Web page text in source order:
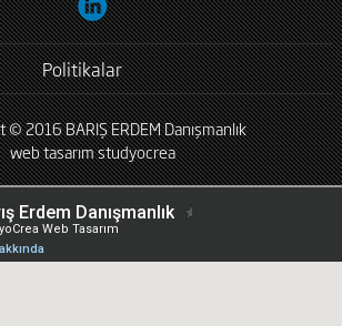
Politikalar
© 2016 BARIŞ ERDEM Danışmanlık
web tasarımstudyocrea